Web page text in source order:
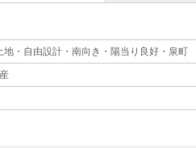
地・自由設計・南向き・陽当り良好・泉町